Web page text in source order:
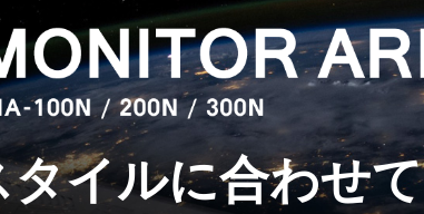
イルに合わせて